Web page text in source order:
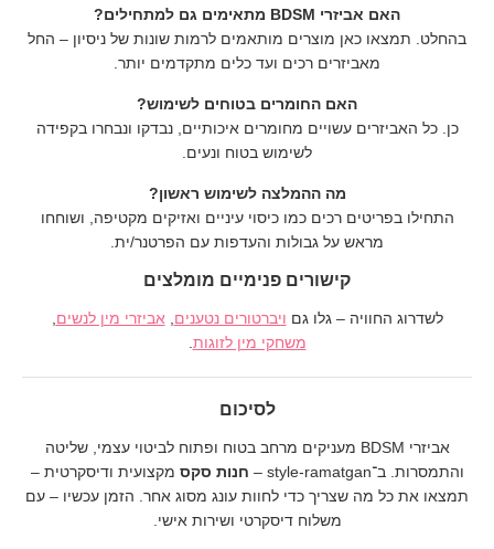
האם אביזרי BDSM מתאימים גם למתחילים?
בהחלט. תמצאו כאן מוצרים מותאמים לרמות שונות של ניסיון – החל
מאביזרים רכים ועד כלים מתקדמים יותר.
האם החומרים בטוחים לשימוש?
כן. כל האביזרים עשויים מחומרים איכותיים, נבדקו ונבחרו בקפידה
לשימוש בטוח ונעים.
מה ההמלצה לשימוש ראשון?
התחילו בפריטים רכים כמו כיסוי עיניים ואזיקים מקטיפה, ושוחחו
מראש על גבולות והעדפות עם הפרטנר/ית.
קישורים פנימיים מומלצים
לשדרוג החוויה – גלו גם ויברטורים נטענים אביזרי מין לנשים
משחקי מין לזוגות
לסיכום
אביזרי BDSM מעניקים מרחב בטוח ופתוח לביטוי עצמי, שליטה
והתמסרות. ב־style-ramatgan –
חנות סקס מקצועית ודיסקרטית –
תמצאו את כל מה שצריך כדי לחוות עונג מסוג אחר. הזמן עכשיו – עם
משלוח דיסקרטי ושירות אישי.